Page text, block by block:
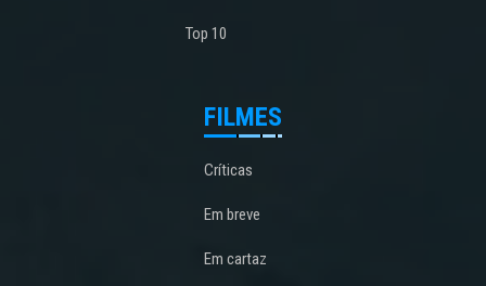
Top 10
FILMES
Críticas
Em breve
Em cartaz